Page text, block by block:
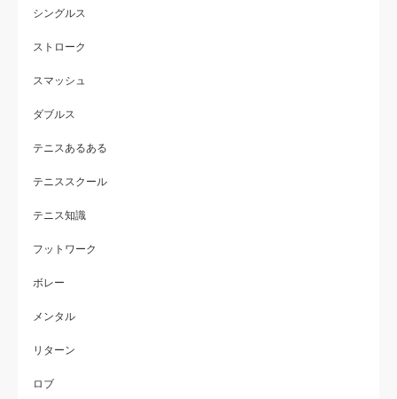
シングルス
ストローク
スマッシュ
ダブルス
テニスあるある
テニススクール
テニス知識
フットワーク
ボレー
メンタル
リターン
ロブ